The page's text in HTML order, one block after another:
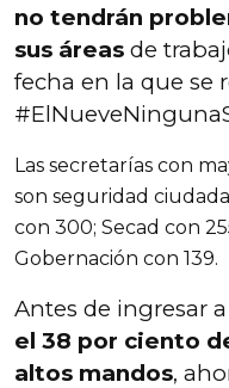
no tendrán
sus áreas de
fecha en la que se
Las secretarías con
son seguridad
con 300; Secad con
Gobernación con 139.
Antes de ingresar
el 38 por ciento
altos mandos,